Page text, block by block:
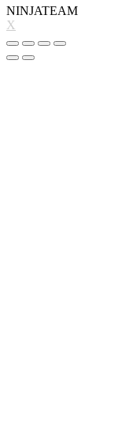
NINJATEAM
X